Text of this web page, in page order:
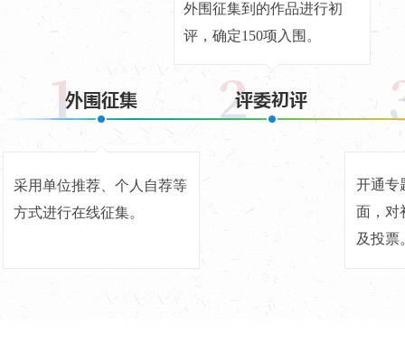
采用单位推荐、个人自荐等
方式进行在线征集。
外围征集到的作品进行初
评，确定150项入围。
开通专
面，对
及投票